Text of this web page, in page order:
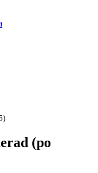
(po